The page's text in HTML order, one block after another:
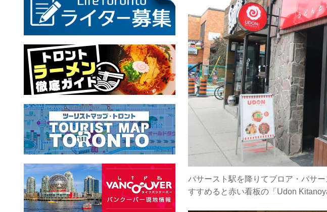
バサースト駅を降りてブロア・バサ
すすめると赤い看板の「Udon